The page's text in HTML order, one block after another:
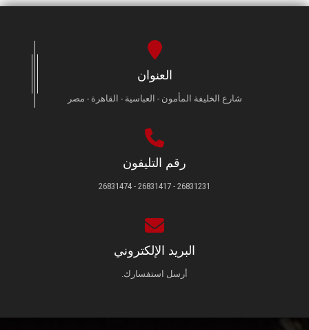
العنوان
شارع الخليفة المأمون - العباسية - القاهرة - مصر
رقم التليفون
26831231 - 26831417 - 26831474
البريد الإلكتروني
أرسل استفسارك.